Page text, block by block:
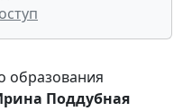
образования
Поддубная